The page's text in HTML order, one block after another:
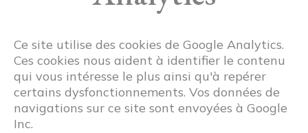
Ce site utilise des cookies de Google Analytics.
Ces cookies nous aident à identifier le contenu
qui vous intéresse le plus ainsi qu'à repérer
certains dysfonctionnements. Vos données de
navigations sur ce site sont envoyées à Google
Inc.